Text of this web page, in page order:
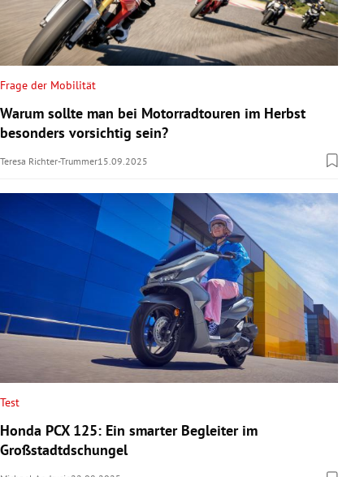
Frage der Mobilität
Warum sollte man bei Motorradtouren im Herbst
besonders vorsichtig sein?
Teresa Richter-Trummer15.09.2025
Test
Honda PCX 125: Ein smarter Begleiter im
Großstadtdschungel